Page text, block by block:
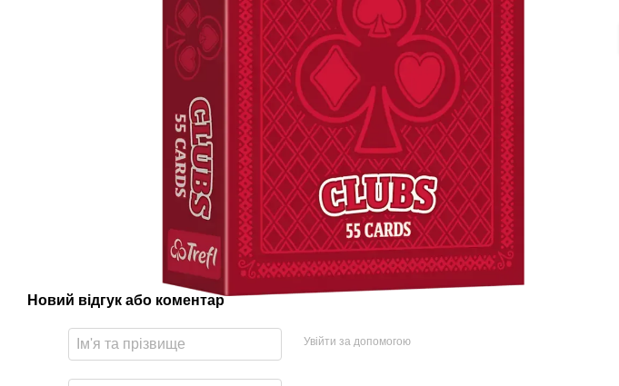
Новий відгук або коментар
Увійти за допомогою